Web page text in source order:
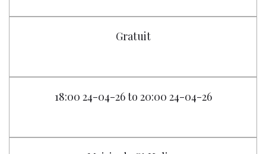
Gratuit
18:00 24-04-26 to 20:00 24-04-26